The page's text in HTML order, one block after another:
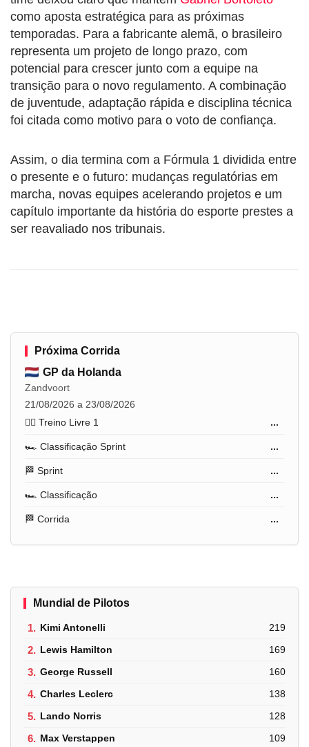
como aposta estratégica para as próximas
temporadas. Para a fabricante alemã, o brasileiro
representa um projeto de longo prazo, com
potencial para crescer junto com a equipe na
transição para o novo regulamento. A combinação
de juventude, adaptação rápida e disciplina técnica
foi citada como motivo para o voto de confiança.
Assim, o dia termina com a Fórmula 1 dividida entre
o presente e o futuro: mudanças regulatórias em
marcha, novas equipes acelerando projetos e um
capítulo importante da história do esporte prestes a
ser reavaliado nos tribunais.
Próxima Corrida
GP da Holanda
Zandvoort
21/08/2026 a 23/08/2026
🏋️‍♂️ Treino Livre 1
...
🏎️ Classificação Sprint ...
🏁 Sprint ...
🏎️ Classificação ...
🏁 Corrida ...
Mundial de Pilotos
1. Kimi Antonelli 219
2. Lewis Hamilton 169
3. George Russell 160
4. Charles Leclerc 138
5. Lando Norris 128
6. Max Verstappen 109